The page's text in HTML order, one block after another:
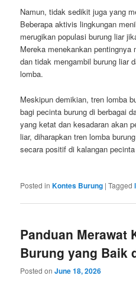
Namun, tidak sedikit juga yang
Beberapa aktivis lingkungan
merugikan populasi burung liar
Mereka menekankan pentingnya
dan tidak mengambil burung liar
lomba.
Meskipun demikian, tren lomba
bagi pecinta burung di berbagai
yang ketat dan kesadaran akan
liar, diharapkan tren lomba
secara positif di kalangan
Posted in Kontes Burung |Tagged
Panduan Merawat
Burung yang Baik
Posted onJune 18, 2026